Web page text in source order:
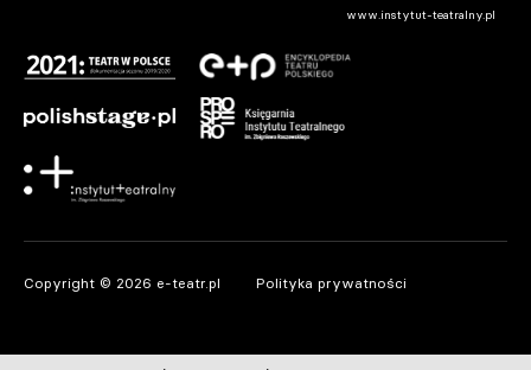
www.instytut-teatralny.pl
Copyright © 2026 e-teatr.pl Polityka prywatności